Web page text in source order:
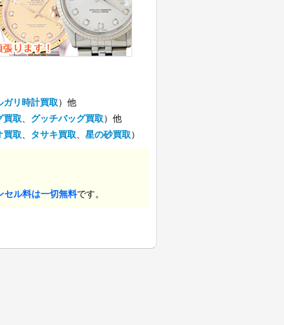
ガリ時計買取 ）他
買取、 グッチバッグ買取 ）他
買取、 タサキ買取、 星の砂買取 ）
セル料は一切無料です。